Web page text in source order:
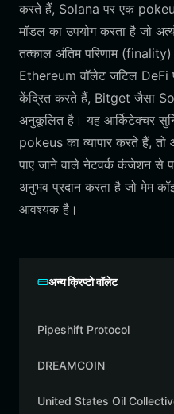
करते हैं, Solana पर एक
मॉडल का उपयोग करता है जो
तत्काल अंतिम परिणाम
Ethereum वॉलेट जटिल DeFi
केंद्रित करते हैं, Bitget जैसा
अनुकूलित है। यह आर्किटेक्चर
pokeus का व्यापार करते हैं,
पाए जाने वाले नेटवर्क कंजेशन से
अनुभव प्रदान करता है जो मेम
आवश्यक है।
अन्य क्रिप्टो वॉलेट
Pipeshift Protocol
DREAMCOIN
United States Oil